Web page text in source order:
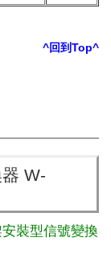
^回到Top^
W-
裝型信號變換